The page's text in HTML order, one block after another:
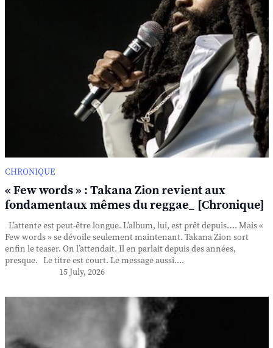
CHRONIQUE
« Few words » : Takana Zion revient aux
fondamentaux mêmes du reggae_ [Chronique]
L’attente est peut-être longue. L’album, lui, est prêt depuis…. Mais «
Few words » se dévoile seulement maintenant. Takana Zion sort
enfin le teaser. On l’attendait. Il en parlait depuis des années,
presque. Le titre est court. Le message aussi....
15 July, 2026